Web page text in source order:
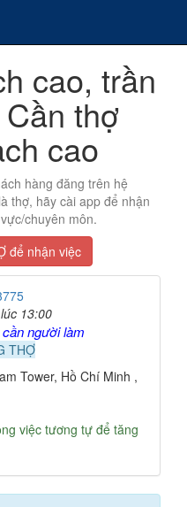
cao, trần
thợ
cao
hàng đăng trên hệ
thợ, hãy cài app để nhận
chuyên môn.
để nhận việc
13:00
người làm
THỢ
Tower, Hồ Chí Minh ,
việc tương tự để tăng